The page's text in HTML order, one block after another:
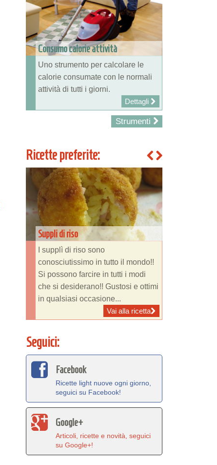
Consumo calorie attività
Uno strumento per calcolare le
calorie consumate con le normali
attività di tutti i giorni.
Dettagli
Strumenti
Ricette preferite:
Suppli di riso
I supplì di riso sono
conosciutissimo in tutto il mondo!!
Si possono farcire in tutti i modi
che si desiderano!! Gustosi e ottimi
in qualsiasi occasione...
Vai alla ricetta
Seguici:
Facebook
Ricette light nuove ogni giorno,
seguici su Facebook!
Google+
Articoli, ricette e novità, seguici
su Google+!